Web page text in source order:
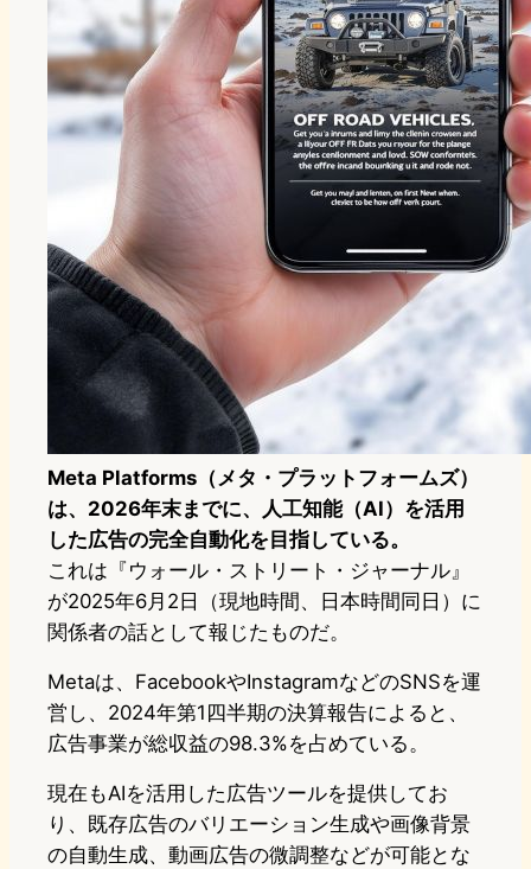
Meta Platforms（メタ・プラットフォームズ）
は、2026年末までに、人工知能（AI）を活用
した広告の完全自動化を目指している。
これは『ウォール・ストリート・ジャーナル』
が2025年6月2日（現地時間、日本時間同日）に
関係者の話として報じたものだ。
Metaは、FacebookやInstagramなどのSNSを運
営し、2024年第1四半期の決算報告によると、
広告事業が総収益の98.3%を占めている。
現在もAIを活用した広告ツールを提供してお
り、既存広告のバリエーション生成や画像背景
の自動生成、動画広告の微調整などが可能とな